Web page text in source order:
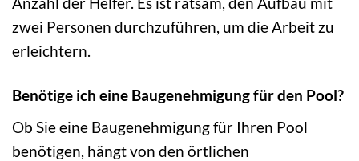
zwei Personen durchzuführen, um die Arbeit zu
erleichtern.
Benötige ich eine Baugenehmigung für den Pool?
Ob Sie eine Baugenehmigung für Ihren Pool
benötigen, hängt von den örtlichen